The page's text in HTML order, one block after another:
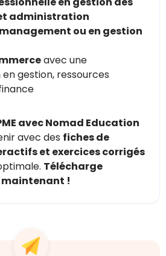
administration
ou en gestion
avec une
gestion, ressources
avec Nomad Education
avec des fiches de
et exercices corrigés
Télécharge
maintenant !